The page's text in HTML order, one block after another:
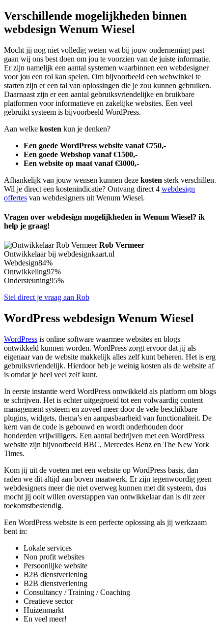
Verschillende mogelijkheden binnen
webdesign Wenum Wiesel
Mocht jij nog niet volledig weten wat bij jouw onderneming past
gaan wij ons best doen om jou te voorzien van de juiste informatie.
Er zijn namelijk een aantal systemen waarbinnen een webdesigner
voor jou een rol kan spelen. Om bijvoorbeeld een webwinkel te
starten zijn er een tal van oplossingen die je zou kunnen gebruiken.
Daarnaast zijn er een aantal gebruiksvriendelijke en bruikbare
platformen voor informatieve en zakelijke websites. Een veel
gebruikt systeem is bijvoorbeeld WordPress.
Aan welke kosten kun je denken?
Een goede WordPress website vanaf €750,-
Een goede Webshop vanaf €1500,-
Een website op maat vanaf €3000,-
Afhankelijk van jouw wensen kunnen deze kosten sterk verschillen.
Wil je direct een kostenindicatie? Ontvang direct 4 webdesign
offertes van webdesigners uit Wenum Wiesel.
Vragen over webdesign mogelijkheden in Wenum Wiesel? ik
help je graag!
Rob Vermeer
Ontwikkelaar bij webdesignkaart.nl
Webdesign84%
Ontwikkeling97%
Ondersteuning95%
Stel direct je vraag aan Rob
WordPress webdesign Wenum Wiesel
WordPress is online software waarmee websites en blogs
ontwikkeld kunnen worden. WordPress zorgt ervoor dat jij als
eigenaar van de website makkelijk alles zelf kunt beheren. Het is erg
gebruiksvriendelijk. Hierdoor heb je weinig kosten als de website af
is omdat je heel veel zelf kunt.
In eerste instantie werd WordPress ontwikkeld als platform om blogs
te schrijven. Het is echter uitgegroeid tot een volwaardig content
management systeem en zoveel meer door de vele beschikbare
plugins, widgets, thema’s en aanpasbaarheid van functionaliteit. De
kern van de code is gebouwd en wordt onderhouden door
honderden vrijwilligers. Een aantal bedrijven met een WordPress
website zijn bijvoorbeeld BBC, Mercedes Benz en The New York
Times.
Kom jij uit de voeten met een website op WordPress basis, dan
raden we dit altijd aan boven maatwerk. Er zijn tegenwoordig geen
webdesigners meer die niet overweg kunnen met dit systeem, dus
mocht jij ooit willen overstappen van ontwikkelaar dan is dit zeer
toekomstbestendig.
Een WordPress website is een perfecte oplossing als jij werkzaam
bent in:
Lokale services
Non profit websites
Persoonlijke website
B2B dienstverlening
B2B dienstverlening
Consultancy / Training / Coaching
Creatieve sector
Huizenmarkt
En veel meer!